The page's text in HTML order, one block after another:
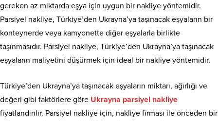
gereken az miktarda eşya için uygun bir nakliye yöntemidir.
Parsiyel nakliye, Türkiye’den Ukrayna’ya taşınacak eşyaların bir
konteynerde veya kamyonette diğer eşyalarla birlikte
taşınmasıdır. Parsiyel nakliye, Türkiye’den Ukrayna’ya taşınacak
eşyaların maliyetini düşürmek için ideal bir nakliye yöntemidir.
Türkiye’den Ukrayna’ya taşınacak eşyaların miktarı, ağırlığı ve
değeri gibi faktörlere göre Ukrayna parsiyel nakliye
fiyatlandırılır. Parsiyel nakliye için, nakliye firması ile önceden bir